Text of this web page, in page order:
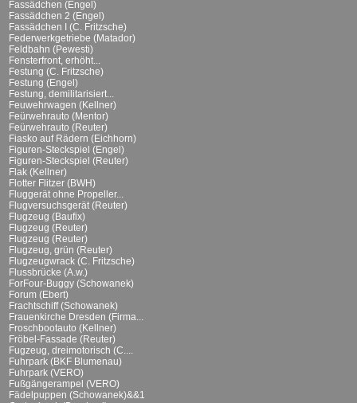
Fassädchen (Engel)
Fassädchen 2 (Engel)
Fassädchen I (C. Fritzsche)
Federwerkgetriebe (Matador)
Feldbahn (Pewesti)
Fensterfront, erhöht...
Festung (C. Fritzsche)
Festung (Engel)
Festung, demilitarisiert...
Feuwehrwagen (Kellner)
Feürwehrauto (Mentor)
Feürwehrauto (Reuter)
Fiasko auf Rädern (Eichhorn)
Figuren-Steckspiel (Engel)
Figuren-Steckspiel (Reuter)
Flak (Kellner)
Flotter Flitzer (BWH)
Fluggerät ohne Propeller...
Flugversuchsgerät (Reuter)
Flugzeug (Baufix)
Flugzeug (Reuter)
Flugzeug (Reuter)
Flugzeug, grün (Reuter)
Flugzeugwrack (C. Fritzsche)
Flussbrücke (A.w.)
ForFour-Buggy (Schowanek)
Forum (Ebert)
Frachtschiff (Schowanek)
Frauenkirche Dresden (Firma...
Froschbootauto (Kellner)
Fröbel-Fassade (Reuter)
Fugzeug, dreimotorisch (C....
Fuhrpark (BKF Blumenau)
Fuhrpark (VERO)
Fußgängerampel (VERO)
Fädelpuppen (Schowanek)&&1